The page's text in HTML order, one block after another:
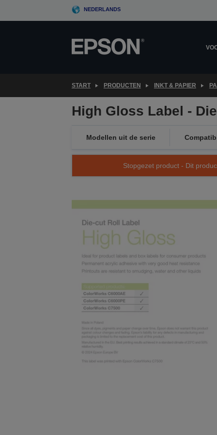
NEDERLANDS
START PRODUCTEN INKT & PAPIER
High Gloss Label -
Modellen uit de serie
Stopgezet product - Dit